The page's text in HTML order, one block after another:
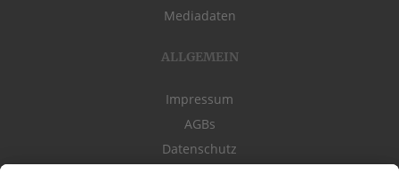
Mediadaten
ALLGEMEIN
Impressum
AGBs
Datenschutz